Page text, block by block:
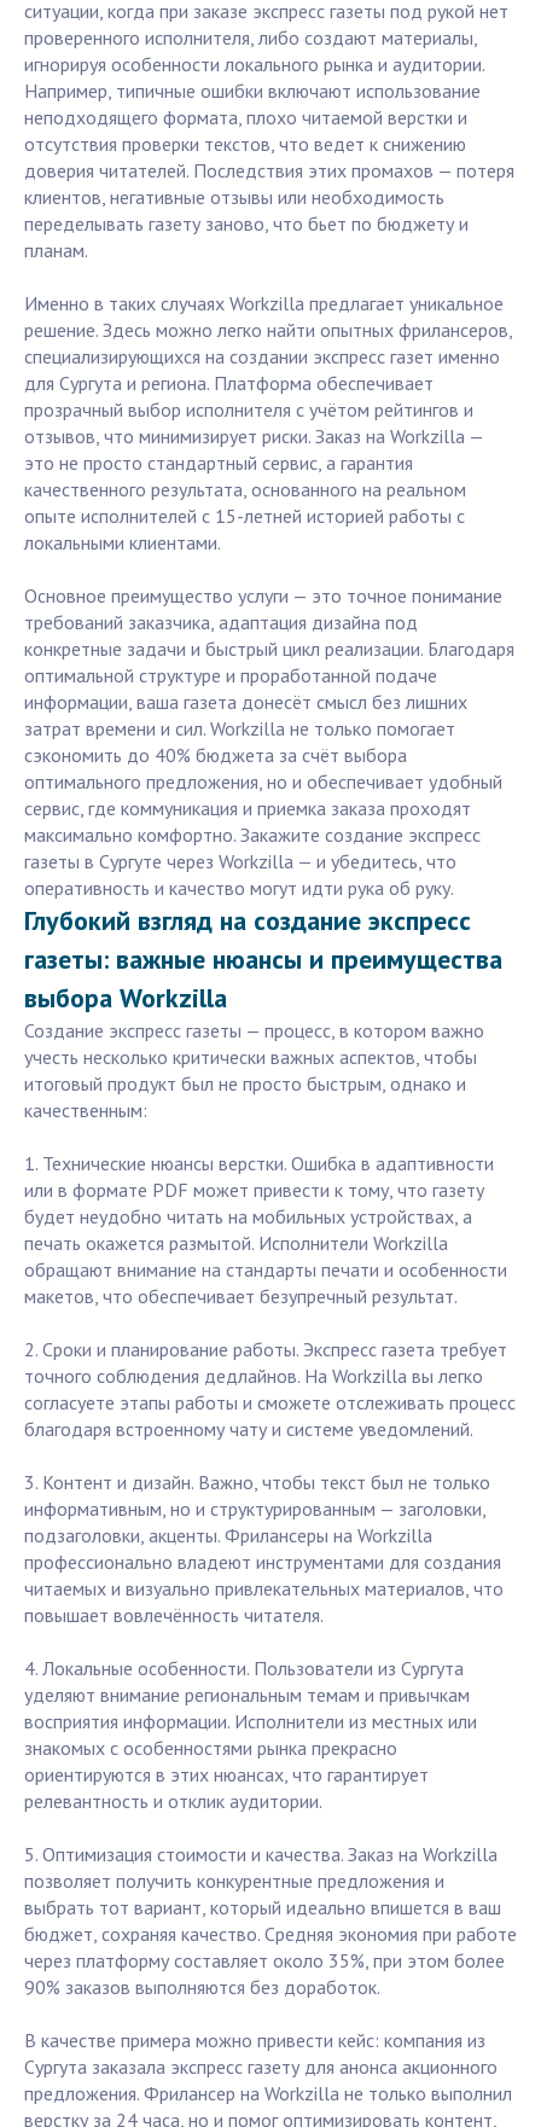
ситуации, когда при заказе экспресс газеты под рукой нет
проверенного исполнителя, либо создают материалы,
игнорируя особенности локального рынка и аудитории.
Например, типичные ошибки включают использование
неподходящего формата, плохо читаемой верстки и
отсутствия проверки текстов, что ведет к снижению
доверия читателей. Последствия этих промахов — потеря
клиентов, негативные отзывы или необходимость
переделывать газету заново, что бьет по бюджету и
планам.
Именно в таких случаях Workzilla предлагает уникальное
решение. Здесь можно легко найти опытных фрилансеров,
специализирующихся на создании экспресс газет именно
для Сургута и региона. Платформа обеспечивает
прозрачный выбор исполнителя с учётом рейтингов и
отзывов, что минимизирует риски. Заказ на Workzilla —
это не просто стандартный сервис, а гарантия
качественного результата, основанного на реальном
опыте исполнителей с 15-летней историей работы с
локальными клиентами.
Основное преимущество услуги — это точное понимание
требований заказчика, адаптация дизайна под
конкретные задачи и быстрый цикл реализации. Благодаря
оптимальной структуре и проработанной подаче
информации, ваша газета донесёт смысл без лишних
затрат времени и сил. Workzilla не только помогает
сэкономить до 40% бюджета за счёт выбора
оптимального предложения, но и обеспечивает удобный
сервис, где коммуникация и приемка заказа проходят
максимально комфортно. Закажите создание экспресс
газеты в Сургуте через Workzilla — и убедитесь, что
оперативность и качество могут идти рука об руку.
Глубокий взгляд на создание экспресс
газеты: важные нюансы и преимущества
выбора Workzilla
Создание экспресс газеты — процесс, в котором важно
учесть несколько критически важных аспектов, чтобы
итоговый продукт был не просто быстрым, однако и
качественным:
1. Технические нюансы верстки. Ошибка в адаптивности
или в формате PDF может привести к тому, что газету
будет неудобно читать на мобильных устройствах, а
печать окажется размытой. Исполнители Workzilla
обращают внимание на стандарты печати и особенности
макетов, что обеспечивает безупречный результат.
2. Сроки и планирование работы. Экспресс газета требует
точного соблюдения дедлайнов. На Workzilla вы легко
согласуете этапы работы и сможете отслеживать процесс
благодаря встроенному чату и системе уведомлений.
3. Контент и дизайн. Важно, чтобы текст был не только
информативным, но и структурированным — заголовки,
подзаголовки, акценты. Фрилансеры на Workzilla
профессионально владеют инструментами для создания
читаемых и визуально привлекательных материалов, что
повышает вовлечённость читателя.
4. Локальные особенности. Пользователи из Сургута
уделяют внимание региональным темам и привычкам
восприятия информации. Исполнители из местных или
знакомых с особенностями рынка прекрасно
ориентируются в этих нюансах, что гарантирует
релевантность и отклик аудитории.
5. Оптимизация стоимости и качества. Заказ на Workzilla
позволяет получить конкурентные предложения и
выбрать тот вариант, который идеально впишется в ваш
бюджет, сохраняя качество. Средняя экономия при работе
через платформу составляет около 35%, при этом более
90% заказов выполняются без доработок.
В качестве примера можно привести кейс: компания из
Сургута заказала экспресс газету для анонса акционного
предложения. Фрилансер на Workzilla не только выполнил
верстку за 24 часа, но и помог оптимизировать контент,